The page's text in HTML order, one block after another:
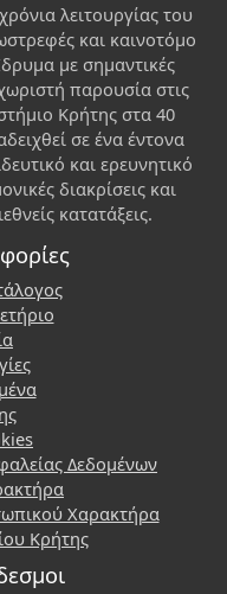
λειτουργίας του
και καινοτόμο
με σημαντικές
παρουσία στις
Κρήτης στα 40
σε ένα έντονα
και ερευνητικό
διακρίσεις και
κατατάξεις.
Δεδομένων
Χαρακτήρα
Κρήτης